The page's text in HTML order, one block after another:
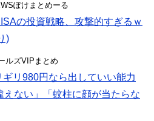
ぽけまとめーる
の投資戦略、攻撃的すぎるｗ
)
ルズVIPまとめ
ギリ980円なら出していい能力
ない」「蚊柱に顔が当たらな